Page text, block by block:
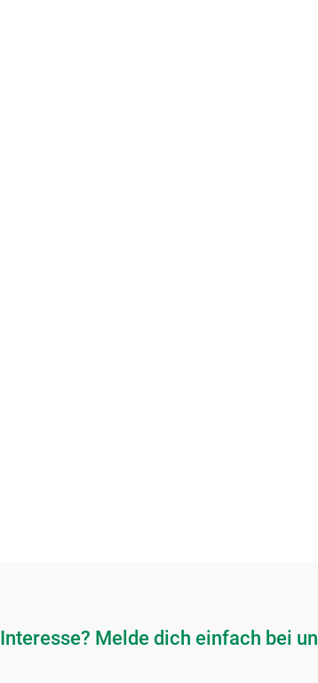
Interesse? Melde dich einfach bei